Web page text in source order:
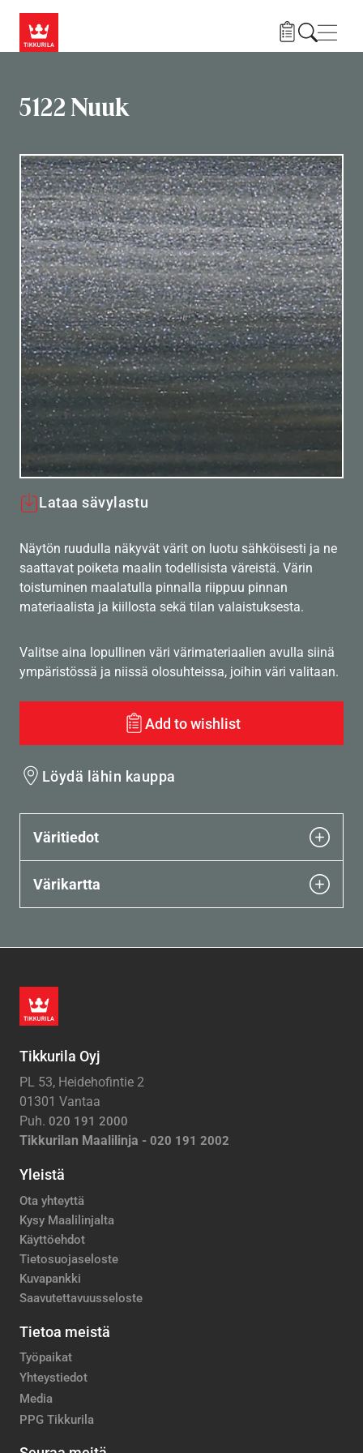
5122 Nuuk
Lataa sävylastu
Näytön ruudulla näkyvät värit on luotu sähköisesti ja ne
saattavat poiketa maalin todellisista väreistä. Värin
toistuminen maalatulla pinnalla riippuu pinnan
materiaalista ja kiillosta sekä tilan valaistuksesta.
Valitse aina lopullinen väri värimateriaalien avulla siinä
ympäristössä ja niissä olosuhteissa, joihin väri valitaan.
Add to wishlist
Löydä lähin kauppa
Väritiedot
Värikartta
Tikkurila Oyj
PL 53, Heidehofintie 2
01301 Vantaa
Puh. 020 191 2000
Tikkurilan Maalilinja - 020 191 2002
Yleistä
Ota yhteyttä
Kysy Maalilinjalta
Käyttöehdot
Tietosuojaseloste
Kuvapankki
Saavutettavuusseloste
Tietoa meistä
Työpaikat
Yhteystiedot
Media
PPG Tikkurila